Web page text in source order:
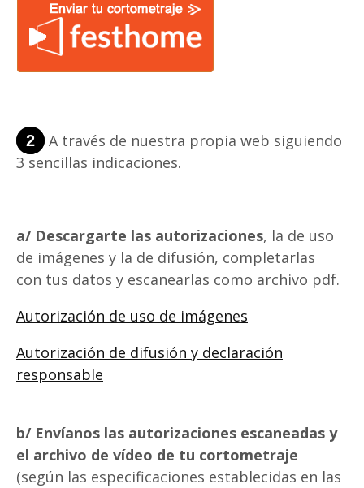
2
A través de nuestra propia web siguiendo
3 sencillas indicaciones.
a/ Descargarte las autorizaciones, la de uso
de imágenes y la de difusión, completarlas
con tus datos y escanearlas como archivo pdf.
Autorización de uso de imágenes
Autorización de difusión y declaración
responsable
b/ Envíanos las autorizaciones escaneadas y
el archivo de vídeo de tu cortometraje
(según las especificaciones establecidas en las